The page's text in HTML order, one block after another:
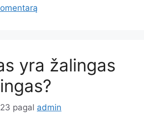
yra žalingas
pagal admin